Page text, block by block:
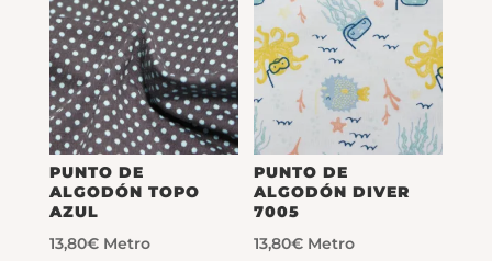
PUNTO DE
ALGODÓN TOPO
AZUL
13,80€ Metro
PUNTO DE
ALGODÓN DIVER
7005
13,80€ Metro